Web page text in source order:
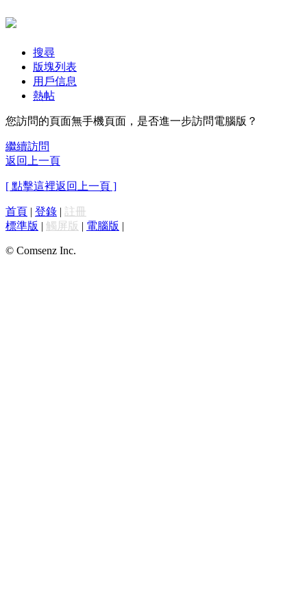
搜尋
版塊列表
用戶信息
熱帖
您訪問的頁面無手機頁面，是否進一步訪問電腦版？
繼續訪問
返回上一頁
[ 點擊這裡返回上一頁 ]
首頁 | 登錄 | 註冊
標準版 | 觸屏版 | 電腦版 |
© Comsenz Inc.